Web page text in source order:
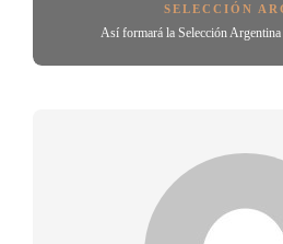
SELECCIÓN
Así formará la Selección Argentina